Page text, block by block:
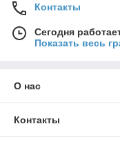
Контакты
Сегодня
Показать весь
О нас
Контакты